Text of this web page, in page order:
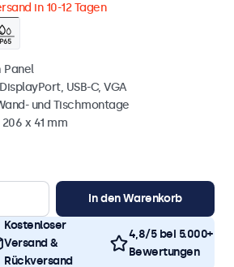
in 10-12 Tagen
Panel
USB-C, VGA
und Tischmontage
x 41 mm
In den Warenkorb
Kostenloser
Versand &
Rückversand
4,8/5 bei 5.000+
Bewertungen